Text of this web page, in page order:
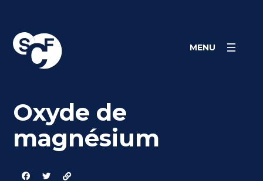
content
MENU
Oxyde de
magnésium